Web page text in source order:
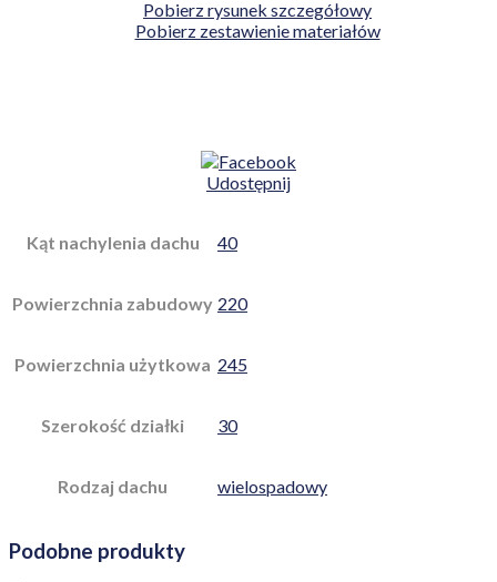
Pobierz rysunek szczegółowy
Pobierz zestawienie materiałów
Udostępnij
Kąt nachylenia dachu 40
Powierzchnia zabudowy 220
Powierzchnia użytkowa 245
Szerokość działki 30
Rodzaj dachu wielospadowy
Podobne produkty